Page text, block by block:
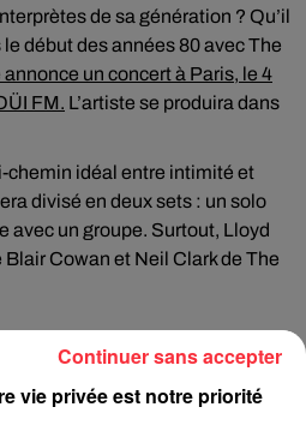
de sa génération ? Qu’il
début des années 80 avec The
un concert à Paris, le 4
FM. L’artiste se produira dans
chemin idéal entre intimité et
divisé en deux sets : un solo
avec un groupe. Surtout, Lloyd
Cowan et Neil Clark de The
d’albums et de
vie privée est notre priorité
Continuer sans accepter